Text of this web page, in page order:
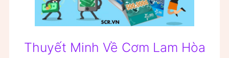
Thuyết Minh Về Cơm Lam Hòa